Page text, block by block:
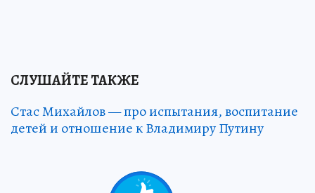
СЛУШАЙТЕ ТАКЖЕ
Стас Михайлов — про испытания, воспитание
детей и отношение к Владимиру Путину